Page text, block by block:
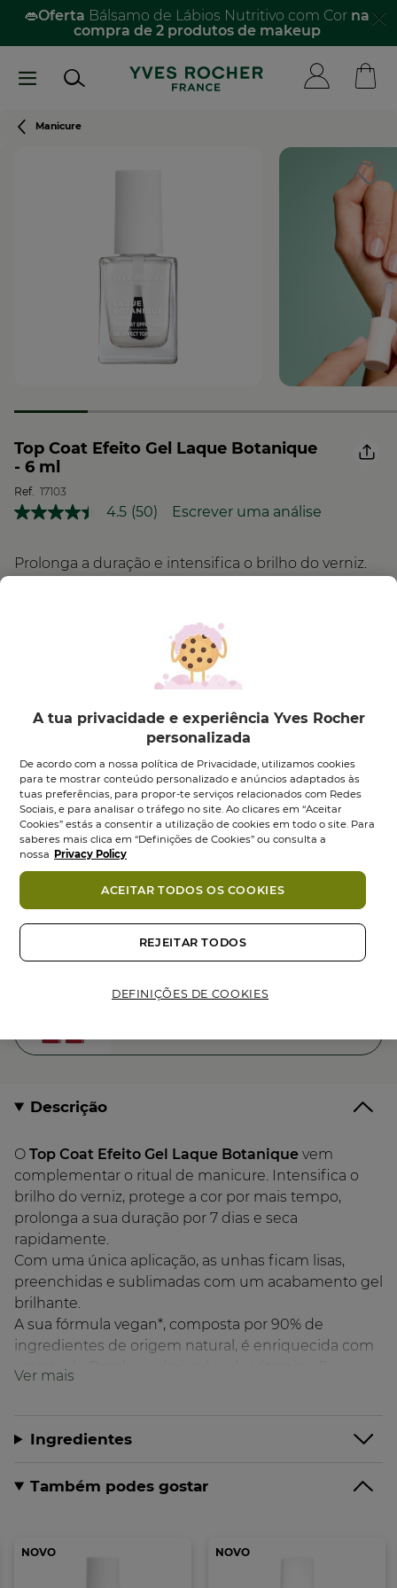
Passar
conteúdo
👄Oferta Bálsamo de Lábios Nutritivo com Cor na
compra de 2 produtos de makeup​
Navegação
estrutural
Manicure
Top Coat Efeito Gel Laque Botanique
- 6 ml
Ref. 17103
4.5 Leu
Link
para
(50) Escrever uma análise
Prolonga a duração e intensifica o brilho do verniz.
PRESERVAÇÃO DA
BIODIVERSIDADE
11,95 €
Quantidade
Entrega em 1-2 dias úteis no Continente. Entrega em 10-12
dias úteis nas Ilhas. Portes grátis acima de 35€
Pagamento Seguro
UM PRESENTE ESPECIAL PARA TI
Descrição
O Top Coat Efeito Gel Laque Botanique vem
complementar o ritual de manicure. Intensifica o
brilho do verniz, protege a cor por mais tempo,
prolonga a sua duração por 7 dias e seca
rapidamente.
Com uma única aplicação, as unhas ficam lisas,
preenchidas e sublimadas com um acabamento gel
brilhante.
A sua fórmula vegan*, composta por 90% de
ingredientes de origem natural, é enriquecida com
extrato de Bambu e derivados de Vitamina E.
Tom: transparente
Efeito: gel
Eficácia clinicamente comprovada:
com efeito gel***
Ingredientes
Também podes gostar
NOVO NOVO
A tua privacidade e experiência Yves Rocher
personalizada
De acordo com a nossa política de Privacidade, utilizamos cookies
para te mostrar conteúdo personalizado e anúncios adaptados às
tuas preferências, para propor-te serviços relacionados com Redes
Sociais, e para analisar o tráfego no site. Ao clicares em “Aceitar
Cookies” estás a consentir a utilização de cookies em todo o site. Para
saberes mais clica em “Definições de Cookies” ou consulta a
nossa Privacy Policy
DEFINIÇÕES DE COOKIES
REJEITAR TODOS
ACEITAR TODOS OS COOKIES